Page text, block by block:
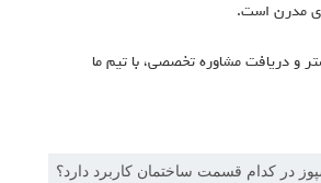
مدرن است.
و دریافت مشاوره تخصصی، با تیم ما
در کدام قسمت ساختمان کاربرد دارد؟